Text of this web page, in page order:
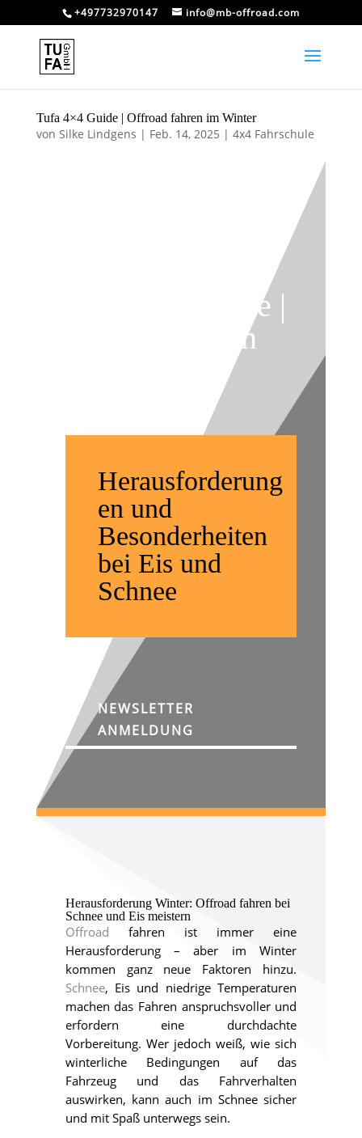
+497732970147 info@mb-offroad.com
Tufa 4×4 Guide | Offroad fahren im Winter
von Silke Lindgens | Feb. 14, 2025 | 4x4 Fahrschule
Tufa 4×4 Guide |
Offroad fahren
Herausforderung
en und
Besonderheiten
bei Eis und
Schnee
NEWSLETTER
ANMELDUNG
Herausforderung Winter: Offroad fahren bei
Schnee und Eis meistern
Offroad fahren ist immer eine
Herausforderung – aber im Winter
kommen ganz neue Faktoren hinzu.
Schnee, Eis und niedrige Temperaturen
machen das Fahren anspruchsvoller und
erfordern eine durchdachte
Vorbereitung. Wer jedoch weiß, wie sich
winterliche Bedingungen auf das
Fahrzeug und das Fahrverhalten
auswirken, kann auch im Schnee sicher
und mit Spaß unterwegs sein.